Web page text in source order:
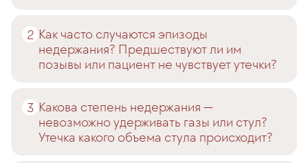
Как часто случаются эпизоды
недержания? Предшествуют ли им
позывы или пациент не чувствует утечки?
Какова степень недержания —
невозможно удерживать газы или стул?
Утечка какого объема стула происходит?